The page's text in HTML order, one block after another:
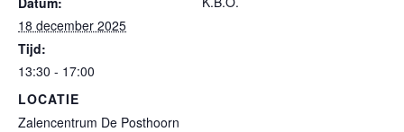
18 december 2025
Tijd:
13:30 - 17:00
LOCATIE
Zalencentrum De Posthoorn